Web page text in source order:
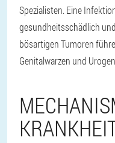
Spezialisten. Eine
gesundheitsschädlich
bösartigen Tumoren
Genitalwarzen und